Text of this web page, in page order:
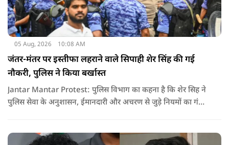
05 Aug, 2026 10:08 AM
जंतर-मंतर पर इस्तीफा लहराने वाले सिपाही शेर सिंह की गई
नौकरी, पुलिस ने किया बर्खास्त
Jantar Mantar Protest: पुलिस विभाग का कहना है कि शेर सिह ने
पुलिस सेवा के अनुशासन, ईमानदारी और अचरण से जुड़े नियमों का गंभीर
अनुशासनहीनता किसी भी हाल में स्वीकार नहीं की जा सकती.